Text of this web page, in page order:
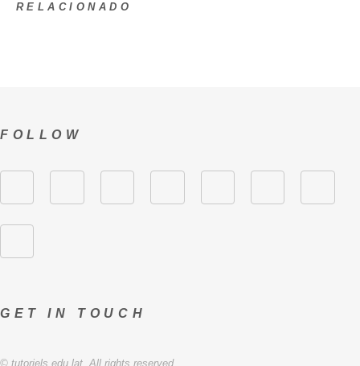
RELACIONADO
GET IN TOUCH
FOLLOW
© tutoriels.edu.lat. All rights reserved